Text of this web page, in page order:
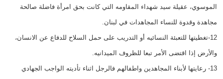
الموسوي، عقيلة سيد شهداء المقاومه التي كانت بحق امرأة فاضلة صالحة
مجاهدة وقدوة للنساء المجاهدات في لبنان.
12-تغطيتها للتعبئة النسائيه أو التدريب على حمل السلاح للدفاع عن الانسان،
والأرض إذا اقتضى الأمر تبعا للظروف الميدانيه.
13- رعايتها لأبناء المجاهدين واطفالهم فالرجل اثناء تأديته الواجب الجهادي